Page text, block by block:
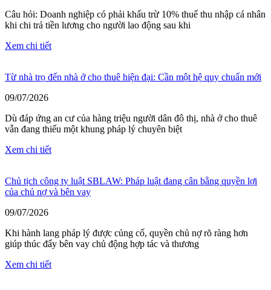
Câu hỏi: Doanh nghiệp có phải khấu trừ 10% thuế thu nhập cá nhân
khi chi trả tiền lương cho người lao động sau khi
Xem chi tiết
Từ nhà trọ đến nhà ở cho thuê hiện đại: Cần một hệ quy chuẩn mới
09/07/2026
Dù đáp ứng an cư của hàng triệu người dân đô thị, nhà ở cho thuê
vẫn đang thiếu một khung pháp lý chuyên biệt
Xem chi tiết
Chủ tịch công ty luật SBLAW: Pháp luật đang cân bằng quyền lợi
của chủ nợ và bên vay
09/07/2026
Khi hành lang pháp lý được củng cố, quyền chủ nợ rõ ràng hơn
giúp thúc đẩy bên vay chủ động hợp tác và thương
Xem chi tiết